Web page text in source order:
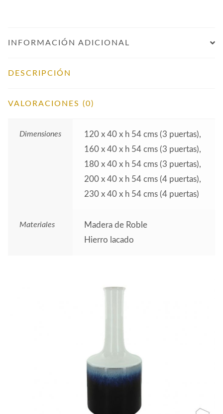
INFORMACIÓN ADICIONAL
DESCRIPCIÓN
VALORACIONES (0)
Dimensiones
120 x 40 x h 54 cms (3 puertas),
160 x 40 x h 54 cms (3 puertas),
180 x 40 x h 54 cms (3 puertas),
200 x 40 x h 54 cms (4 puertas),
230 x 40 x h 54 cms (4 puertas)
Materiales
Madera de Roble
Hierro lacado